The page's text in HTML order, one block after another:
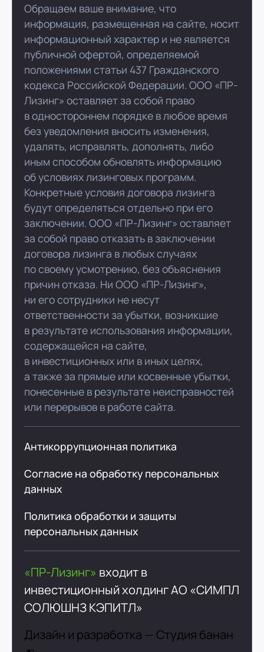
Обращаем ваше внимание, что
информация, размещенная на сайте, носит
информационный характер и не является
публичной офертой, определяемой
положениями статьи 437 Гражданского
кодекса Российской Федерации. ООО «ПР-
Лизинг» оставляет за собой право
в одностороннем порядке в любое время
без уведомления вносить изменения,
удалять, исправлять, дополнять, либо
иным способом обновлять информацию
об условиях лизинговых программ.
Конкретные условия договора лизинга
будут определяться отдельно при его
заключении. ООО «ПР-Лизинг» оставляет
за собой право отказать в заключении
договора лизинга в любых случаях
по своему усмотрению, без объяснения
причин отказа. Ни ООО «ПР-Лизинг»,
ни его сотрудники не несут
ответственности за убытки, возникшие
в результате использования информации,
содержащейся на сайте,
в инвестиционных или в иных целях,
а также за прямые или косвенные убытки,
понесенные в результате неисправностей
или перерывов в работе сайта.
Антикоррупционная политика
Согласие на обработку персональных
данных
Политика обработки и защиты
персональных данных
«ПР-Лизинг» входит в
инвестиционный холдингАО «СИМПЛ
СОЛЮШНЗ КЭПИТЛ»
Дизайн и разработка — Студия банан